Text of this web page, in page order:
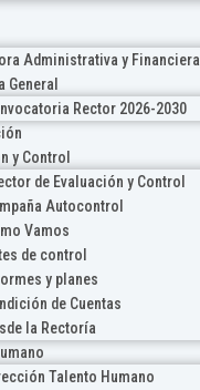
Administrativa y Financiera
General
Rector 2026-2030
y Control
de Evaluación y Control
Autocontrol
Vamos
de control
y planes
de Cuentas
la Rectoría
Talento Humano